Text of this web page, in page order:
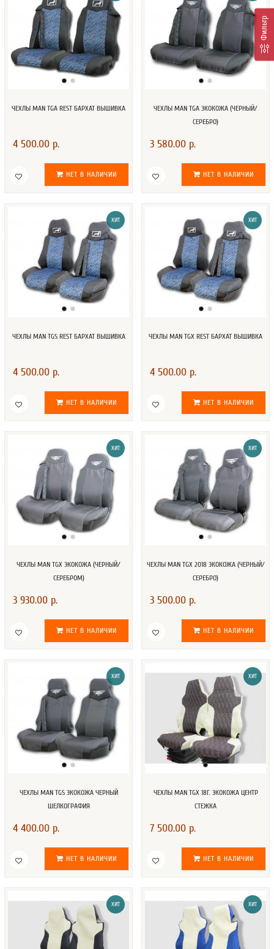
Фильтр
ЧЕХЛЫ MAN TGA REST БАРХАТ ВЫШИВКА
4 500.00 р.
НЕТ В НАЛИЧИИ
ЧЕХЛЫ MAN TGA ЭКОКОЖА (ЧЕРНЫЙ/
СЕРЕБРО)
3 580.00 р.
НЕТ В НАЛИЧИИ
ХИТ
ЧЕХЛЫ MAN TGS REST БАРХАТ ВЫШИВКА
4 500.00 р.
НЕТ В НАЛИЧИИ
ХИТ
ЧЕХЛЫ MAN TGX REST БАРХАТ ВЫШИВКА
4 500.00 р.
НЕТ В НАЛИЧИИ
ХИТ
ЧЕХЛЫ MAN TGX ЭКОКОЖА (ЧЕРНЫЙ/
СЕРЕБРОМ)
3 930.00 р.
НЕТ В НАЛИЧИИ
ХИТ
ЧЕХЛЫ MAN TGX 2018 ЭКОКОЖА (ЧЕРНЫЙ/
СЕРЕБРО)
3 500.00 р.
НЕТ В НАЛИЧИИ
ХИТ
ЧЕХЛЫ MAN TGS ЭКОКОЖА ЧЕРНЫЙ
ШЕЛКОГРАФИЯ
4 400.00 р.
НЕТ В НАЛИЧИИ
ХИТ
ЧЕХЛЫ MAN TGX 18Г. ЭКОКОЖА ЦЕНТР
СТЕЖКА
7 500.00 р.
НЕТ В НАЛИЧИИ
ХИТ ХИТ